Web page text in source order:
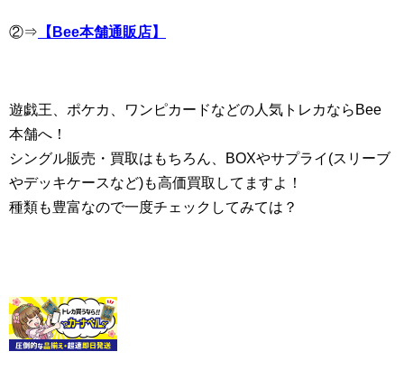
②⇒ 【Bee本舗通販店】
遊戯王、ポケカ、ワンピカードなどの人気トレカならBee
本舗へ！
シングル販売・買取はもちろん、BOXやサプライ(スリーブ
やデッキケースなど)も高価買取してますよ！
種類も豊富なので一度チェックしてみては？